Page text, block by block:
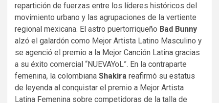
repartición de fuerzas entre los líderes históricos del
movimiento urbano y las agrupaciones de la vertiente
regional mexicana. El astro puertorriqueño Bad Bunny
alzó el galardón como Mejor Artista Latino Masculino y
se agenció el premio a la Mejor Canción Latina gracias
a su éxito comercial “NUEVAYoL”. En la contraparte
femenina, la colombiana Shakira reafirmó su estatus
de leyenda al conquistar el premio a Mejor Artista
Latina Femenina sobre competidoras de la talla de